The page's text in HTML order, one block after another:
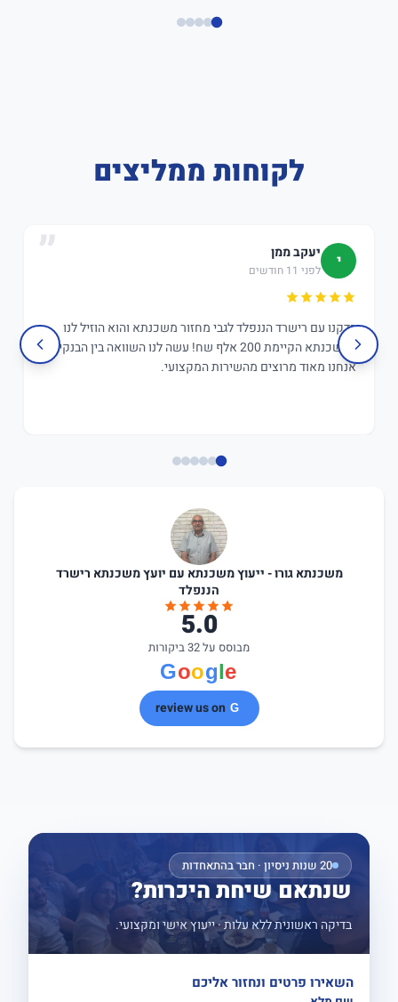
לקוחות ממליצים
י יעקב ממן
לפני 11 חודשים
בדקנו עם רישרד הננפלד לגבי מחזור משכנתא והוא הוזיל לנו
במשכנתא הקיימת 200 אלף שח! עשה לנו השוואה בין הבנקים,
אנחנו מאוד מרוצים מהשירות המקצועי.
משכנתא גורו - ייעוץ משכנתא עם יועץ משכנתא רישרד
הננפלד
5.0
מבוסס על 32 ביקורות
review us on
20 שנות ניסיון · חבר בהתאחדות
שנתאם שיחת היכרות?
בדיקה ראשונית ללא עלות · ייעוץ אישי ומקצועי.
השאירו פרטים ונחזור אליכם